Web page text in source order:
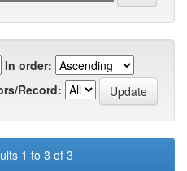
In order:
Record:
1 to 3 of 3